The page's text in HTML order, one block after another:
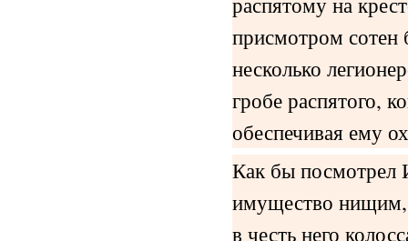
присмотром
несколько
гробе распятого,
обеспечивая ему
Как бы посмотрел
имущество нищим,
в честь него